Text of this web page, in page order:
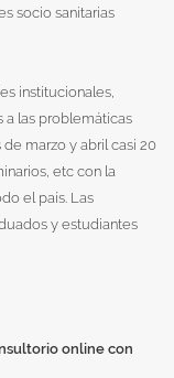
socio sanitarias
institucionales,
a las problemáticas
marzo y abril casi 20
etc con la
el país. Las
y estudiantes
online con